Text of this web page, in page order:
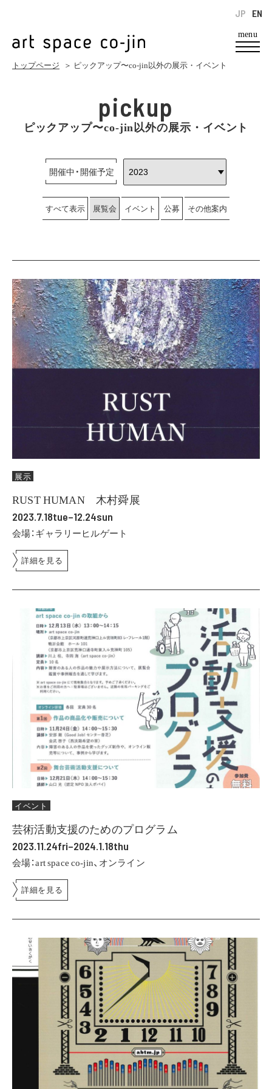
menu
EN
JP
トップページ ＞ ピックアップ〜co-jin以外の展示・イベント
pickup
ピックアップ〜co-jin以外の展示・イベント
開催中・開催予定
すべて表示 展覧会 イベント 公募 その他案内
展示
RUST HUMAN 木村舜展
2023.7.18tue–12.24sun
会場：ギャラリーヒルゲート
詳細を見る
イベント
芸術活動支援のためのプログラム
2023.11.24fri–2024.1.18thu
会場：art space co-jin、オンライン
詳細を見る